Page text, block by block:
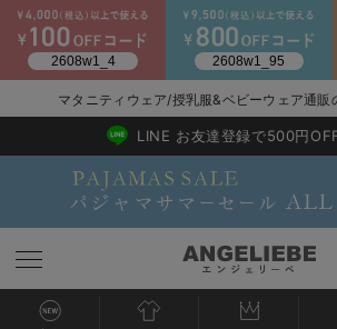
マタニティウェア/授乳服&ベビーウェア通販
2026/NewArrival
送料495円(一部地域を除く) 7,700円以
LINE お友達登録で500円